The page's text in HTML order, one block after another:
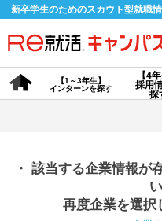
新卒学生のためのスカウト型就職
【4
採用
探
【1～3年生】
インターンを探す
会員登録
探す
・ 該当する企業情報が
再度企業を選択